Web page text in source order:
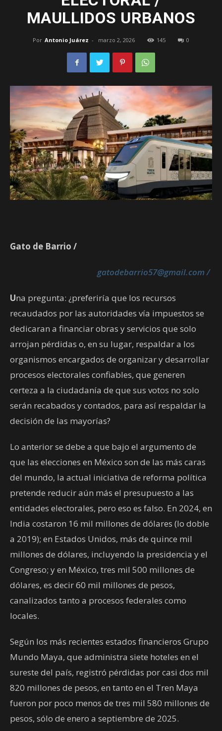
Edomex
MAULLIDOS URBANOS
Por Antonio Juárez - marzo 2, 2026 145 0
Gato de Barrio /
gatodebarrio57@gmail.com /
Una pregunta: ¿preferiría que los recursos
recaudados por las autoridades vía impuestos se
dedicaran a financiar obras y servicios que solo
arrojan pérdidas o, en su lugar, respaldar a los
organismos encargados de organizar y desarrollar
procesos electorales confiables, que generen
certeza a la ciudadanía de que sus votos no solo
serán recabados y contados, para así respaldar la
decisión de las mayorías?
Lo anterior se debe a que bajo el argumento de
que las elecciones en México son de las más caras
del mundo, la actual iniciativa de reforma política
pretende reducir aún más el presupuesto a las
entidades electorales, pero eso es falso. En 2024, en
India costaron 16 mil millones de dólares (lo doble
a 2019); en Estados Unidos, más de quince mil
millones de dólares, incluyendo la presidencia y el
Congreso; y en México, tres mil 500 millones de
dólares, es decir 60 mil millones de pesos,
canalizados tanto a procesos federales como
locales.
Según los más recientes estados financieros Grupo
Mundo Maya, que administra siete hoteles en el
sureste del país, registró pérdidas por casi dos mil
820 millones de pesos, en tanto en el Tren Maya
fueron por poco menos de tres mil 580 millones de
pesos, sólo de enero a septiembre de 2025.